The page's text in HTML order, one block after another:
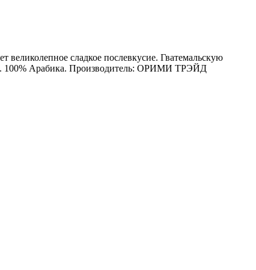
великолепное сладкое послевкусие. Гватемальскую
100% Арабика. Производитель: ОРИМИ ТРЭЙД